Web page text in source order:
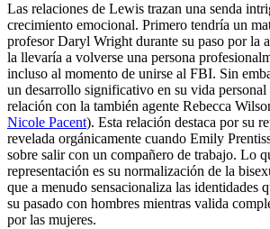
Las relaciones de Lewis trazan una senda
crecimiento emocional. Primero tendría un
profesor Daryl Wright durante su paso por la
la llevaría a volverse una persona
incluso al momento de unirse al FBI. Sin
un desarrollo significativo en su vida personal
relación con la también agente Rebecca
Nicole Pacent). Esta relación destaca por su
revelada orgánicamente cuando Emily
sobre salir con un compañero de trabajo. Lo
representación es su normalización de la
que a menudo sensacionaliza las identidades
su pasado con hombres mientras valida
por las mujeres.